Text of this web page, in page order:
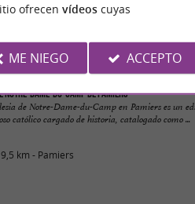
Notre-Dame-du-Camp de Pamiers
de Notre-Dame-du-Camp en Pamiers es un
católico cargado de historia, catalogado como ...
9,5 km - Pamiers
ofrecen vídeoscuyas
ME NIEGO ACCEPTO